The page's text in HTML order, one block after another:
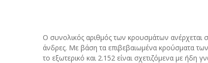
Ο συνολικός αριθμός των κρουσμάτων ανέρχεται
άνδρες. Με βάση τα επιβεβαιωμένα κρούσματα
το εξωτερικό και 2.152 είναι σχετιζόμενα με ήδη